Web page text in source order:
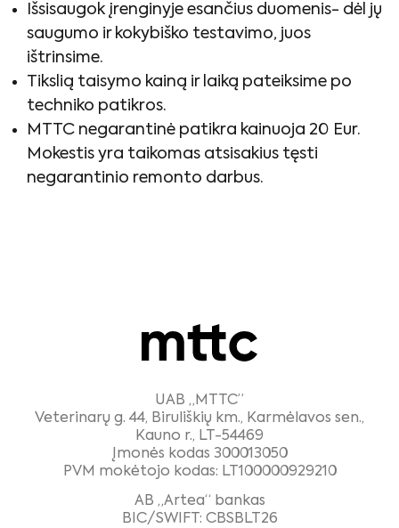
Išsisaugok įrenginyje esančius duomenis- dėl jų
saugumo ir kokybiško testavimo, juos
ištrinsime.
Tikslią taisymo kainą ir laiką pateiksime po
techniko patikros.
MTTC negarantinė patikra kainuoja 20 Eur.
Mokestis yra taikomas atsisakius tęsti
negarantinio remonto darbus.
UAB „MTTC”
Veterinarų g. 44, Biruliškių km., Karmėlavos sen.,
Kauno r., LT-54469
Įmonės kodas 300013050
PVM mokėtojo kodas: LT100000929210
AB „Artea“ bankas
BIC/SWIFT: CBSBLT26